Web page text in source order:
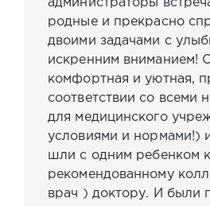
администраторы
родные и прекрасно
двоими задачами с
искренним вниманием!
комфортная и уютная,
соответствии со всеми
для медицинского
условиями и нормами!)
шли с одним ребенком
рекомендованному
врач ) доктору. И были